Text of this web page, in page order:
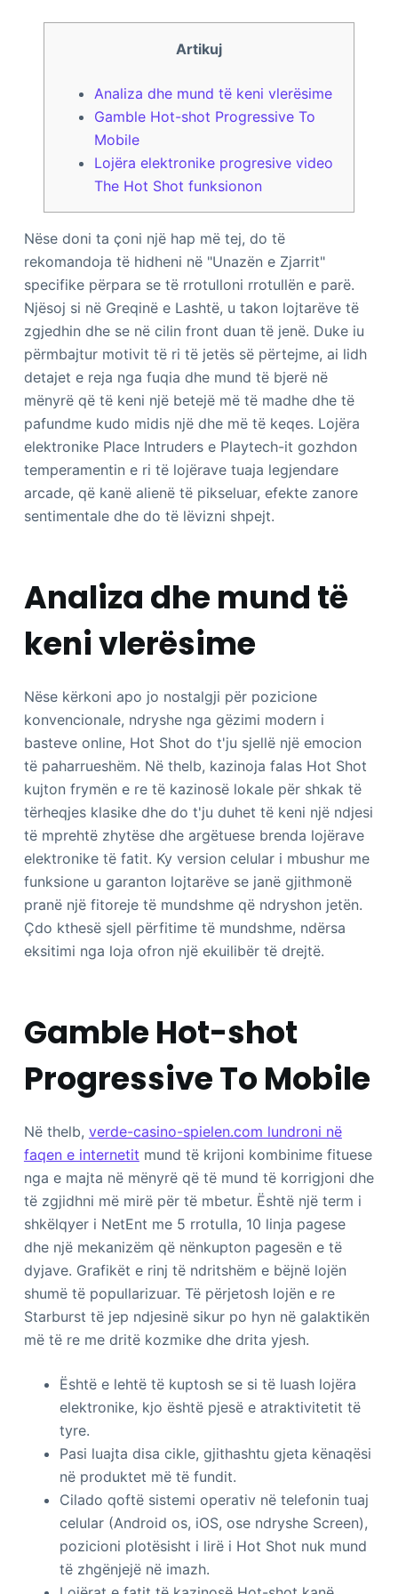
Artikuj
Analiza dhe mund të keni vlerësime
Gamble Hot-shot Progressive To
Mobile
Lojëra elektronike progresive video
The Hot Shot funksionon
Nëse doni ta çoni një hap më tej, do të
rekomandoja të hidheni në "Unazën e Zjarrit"
specifike përpara se të rrotulloni rrotullën e parë.
Njësoj si në Greqinë e Lashtë, u takon lojtarëve të
zgjedhin dhe se në cilin front duan të jenë. Duke iu
përmbajtur motivit të ri të jetës së përtejme, ai lidh
detajet e reja nga fuqia dhe mund të bjerë në
mënyrë që të keni një betejë më të madhe dhe të
pafundme kudo midis një dhe më të keqes. Lojëra
elektronike Place Intruders e Playtech-it gozhdon
temperamentin e ri të lojërave tuaja legjendare
arcade, që kanë alienë të pikseluar, efekte zanore
sentimentale dhe do të lëvizni shpejt.
Analiza dhe mund të
keni vlerësime
Nëse kërkoni apo jo nostalgji për pozicione
konvencionale, ndryshe nga gëzimi modern i
basteve online, Hot Shot do t'ju sjellë një emocion
të paharrueshëm. Në thelb, kazinoja falas Hot Shot
kujton frymën e re të kazinosë lokale për shkak të
tërheqjes klasike dhe do t'ju duhet të keni një ndjesi
të mprehtë zhytëse dhe argëtuese brenda lojërave
elektronike të fatit. Ky version celular i mbushur me
funksione u garanton lojtarëve se janë gjithmonë
pranë një fitoreje të mundshme që ndryshon jetën.
Çdo kthesë sjell përfitime të mundshme, ndërsa
eksitimi nga loja ofron një ekuilibër të drejtë.
Gamble Hot-shot
Progressive To Mobile
Në thelb, verde-casino-spielen.com lundroni në
faqen e internetit mund të krijoni kombinime fituese
nga e majta në mënyrë që të mund të korrigjoni dhe
të zgjidhni më mirë për të mbetur. Është një term i
shkëlqyer i NetEnt me 5 rrotulla, 10 linja pagese
dhe një mekanizëm që nënkupton pagesën e të
dyjave. Grafikët e rinj të ndritshëm e bëjnë lojën
shumë të popullarizuar. Të përjetosh lojën e re
Starburst të jep ndjesinë sikur po hyn në galaktikën
më të re me dritë kozmike dhe drita yjesh.
Është e lehtë të kuptosh se si të luash lojëra
elektronike, kjo është pjesë e atraktivitetit të
tyre.
Pasi luajta disa cikle, gjithashtu gjeta kënaqësi
në produktet më të fundit.
Cilado qoftë sistemi operativ në telefonin tuaj
celular (Android os, iOS, ose ndryshe Screen),
pozicioni plotësisht i lirë i Hot Shot nuk mund
të zhgënjejë në imazh.